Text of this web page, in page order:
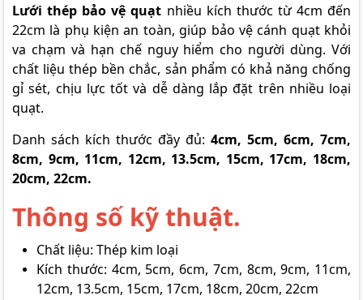
Lưới thép bảo vệ quạt nhiều kích thước từ 4cm đến
22cm là phụ kiện an toàn, giúp bảo vệ cánh quạt khỏi
va chạm và hạn chế nguy hiểm cho người dùng. Với
chất liệu thép bền chắc, sản phẩm có khả năng chống
gỉ sét, chịu lực tốt và dễ dàng lắp đặt trên nhiều loại
quạt.
Danh sách kích thước đầy đủ: 4cm, 5cm, 6cm, 7cm,
8cm, 9cm, 11cm, 12cm, 13.5cm, 15cm, 17cm, 18cm,
20cm, 22cm.
Thông số kỹ thuật.
Chất liệu: Thép kim loại
Kích thước: 4cm, 5cm, 6cm, 7cm, 8cm, 9cm, 11cm,
12cm, 13.5cm, 15cm, 17cm, 18cm, 20cm, 22cm